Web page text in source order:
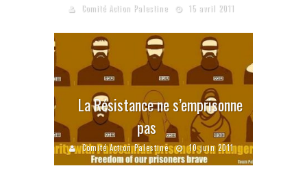
Comité Action Palestine 15 avril 2011
La Résistance ne s’emprisonne
pas
Comité Action Palestine 10 juin 2011